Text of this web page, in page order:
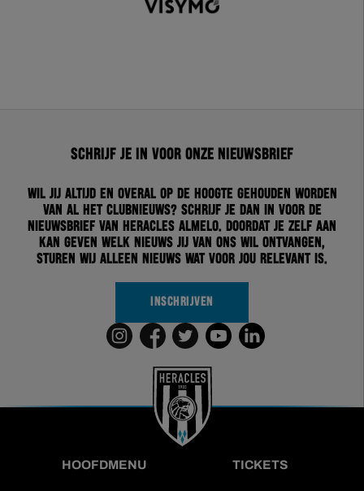
Schrijf je in voor onze nieuwsbrief
Wil jij altijd en overal op de hoogte gehouden worden
van al het clubnieuws? Schrijf je dan in voor de
nieuwsbrief van Heracles Almelo. Doordat je zelf aan
kan geven welk nieuws jij van ons wil ontvangen,
sturen wij alleen nieuws wat voor jou relevant is.
INSCHRIJVEN
HOOFDMENU TICKETS